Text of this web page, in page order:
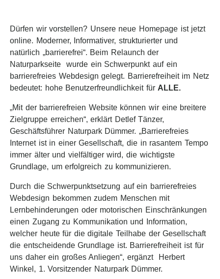
Dürfen wir vorstellen? Unsere neue Homepage ist jetzt
online. Moderner, Informativer, strukturierter und
natürlich „barrierefrei“. Beim Relaunch der
Naturparkseite wurde ein Schwerpunkt auf ein
barrierefreies Webdesign gelegt. Barrierefreiheit im Netz
bedeutet: hohe Benutzerfreundlichkeit für ALLE.
„Mit der barrierefreien Website können wir eine breitere
Zielgruppe erreichen“, erklärt Detlef Tänzer,
Geschäftsführer Naturpark Dümmer. „Barrierefreies
Internet ist in einer Gesellschaft, die in rasantem Tempo
immer älter und vielfältiger wird, die wichtigste
Grundlage, um erfolgreich zu kommunizieren.
Durch die Schwerpunktsetzung auf ein barrierefreies
Webdesign bekommen zudem Menschen mit
Lernbehinderungen oder motorischen Einschränkungen
einen Zugang zu Kommunikation und Information,
welcher heute für die digitale Teilhabe der Gesellschaft
die entscheidende Grundlage ist. Barrierefreiheit ist für
uns daher ein großes Anliegen“, ergänzt Herbert
Winkel, 1. Vorsitzender Naturpark Dümmer.